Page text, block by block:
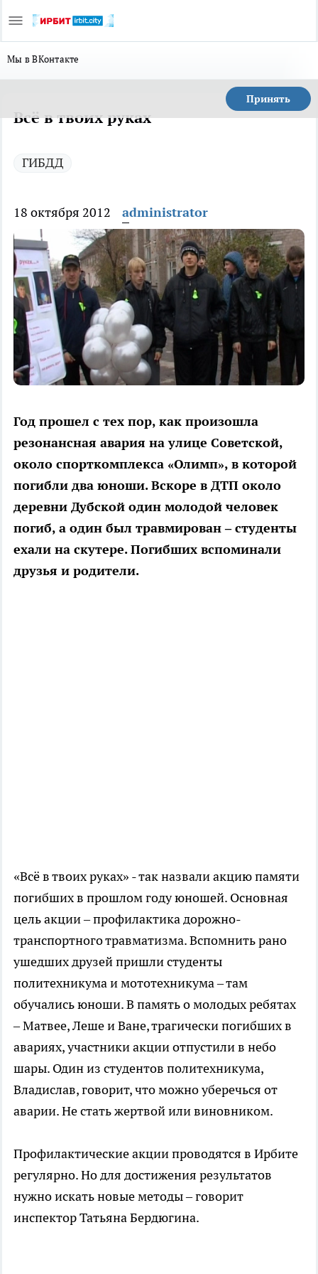
Мы в ВКонтакте
Принять
Всё в твоих руках
ГИБДД
18 октября 2012 administrator
Год прошел с тех пор, как произошла
резонансная авария на улице Советской,
около спорткомплекса «Олимп», в которой
погибли два юноши. Вскоре в ДТП около
деревни Дубской один молодой человек
погиб, а один был травмирован – студенты
ехали на скутере. Погибших вспоминали
друзья и родители.
«Всё в твоих руках» - так назвали акцию памяти
погибших в прошлом году юношей. Основная
цель акции – профилактика дорожно-
транспортного травматизма. Вспомнить рано
ушедших друзей пришли студенты
политехникума и мототехникума – там
обучались юноши. В память о молодых ребятах
– Матвее, Леше и Ване, трагически погибших в
авариях, участники акции отпустили в небо
шары. Один из студентов политехникума,
Владислав, говорит, что можно уберечься от
аварии. Не стать жертвой или виновником.
Профилактические акции проводятся в Ирбите
регулярно. Но для достижения результатов
нужно искать новые методы – говорит
инспектор Татьяна Бердюгина.